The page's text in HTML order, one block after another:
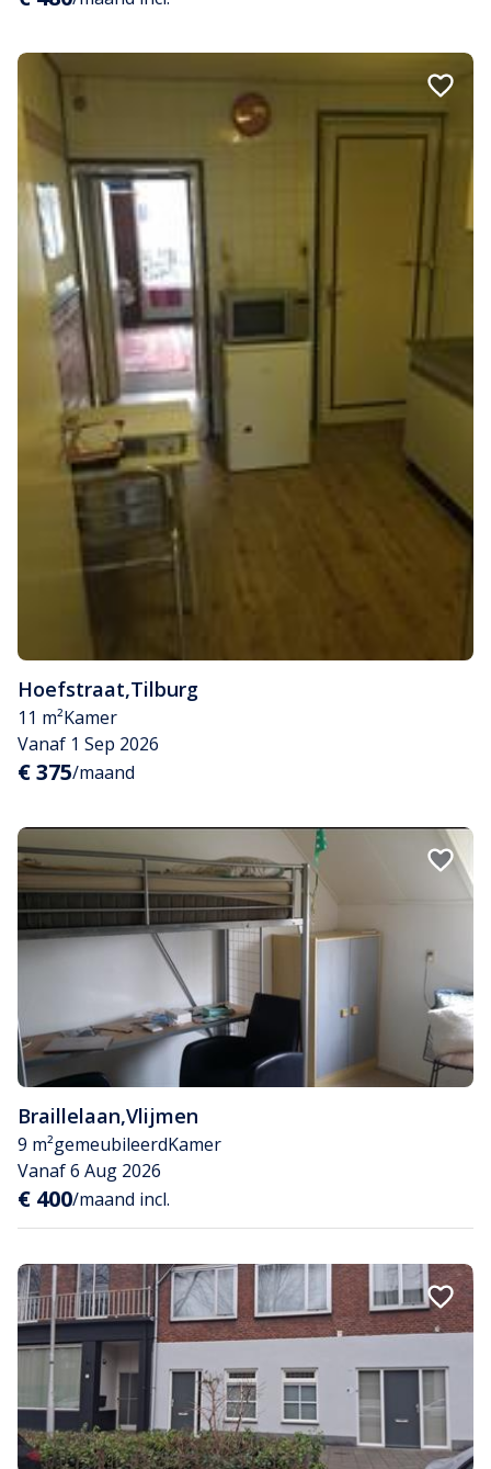
Hoefstraat,Tilburg
11 m²Kamer
Vanaf 1 Sep 2026
€ 375/maand
Braillelaan,Vlijmen
9 m²gemeubileerdKamer
Vanaf 6 Aug 2026
€ 400/maand incl.